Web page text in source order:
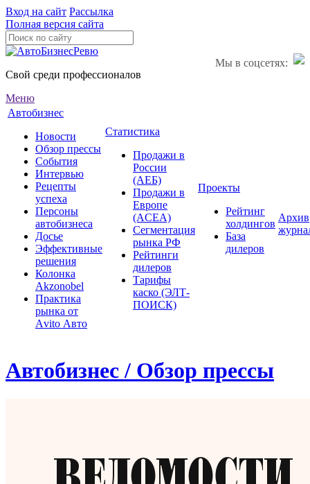
Вход на сайт Рассылка
Полная версия сайта
Мы в соцсетях:
Свой среди профессионалов
Меню
Автобизнес
Новости
Обзор прессы
События
Интервью
Рецепты
успеха
Персоны
автобизнеса
Досье
Эффективные
решения
Колонка
Akzonobel
Практика
рынка от
Аvito Авто
Статистика
Продажи в
России
(АЕБ)
Продажи в
Европе
(ACEA)
Сегментация
рынка РФ
Рейтинги
дилеров
Тарифы
каско (ЭЛТ-
ПОИСК)
Проекты
Рейтинг
холдингов
База
дилеров
Архив
Автобизнес / Обзор прессы